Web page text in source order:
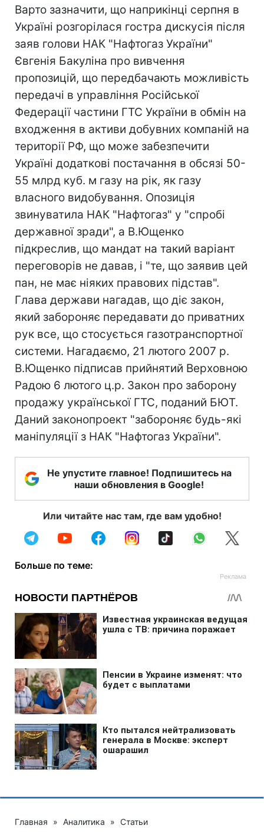
Варто зазначити, що наприкінці серпня в
Україні розгорілася гостра дискусія після
заяв голови НАК "Нафтогаз України"
Євгенія Бакуліна про вивчення
пропозицій, що передбачають можливість
передачі в управління Російської
Федерації частини ГТС України в обмін на
входження в активи добувних компаній на
території РФ, що може забезпечити
Україні додаткові постачання в обсязі 50-
55 млрд куб. м газу на рік, як газу
власного видобування. Опозиція
звинуватила НАК "Нафтогаз" у "спробі
державної зради", а В.Ющенко
підкреслив, що мандат на такий варіант
переговорів не давав, і "те, що заявив цей
пан, не має ніяких правових підстав".
Глава держави нагадав, що діє закон,
який забороняє передавати до приватних
рук все, що стосується газотранспортної
системи. Нагадаємо, 21 лютого 2007 р.
В.Ющенко підписав прийнятий Верховною
Радою 6 лютого ц.р. Закон про заборону
продажу української ГТС, поданий БЮТ.
Даний законопроект "забороняє будь-які
маніпуляції з НАК "Нафтогаз України".
Не упустите главное! Подпишитесь на
наши обновления в Google!
Или читайте нас там, где вам удобно!
Больше по теме:
Главная » Аналитика » Статьи